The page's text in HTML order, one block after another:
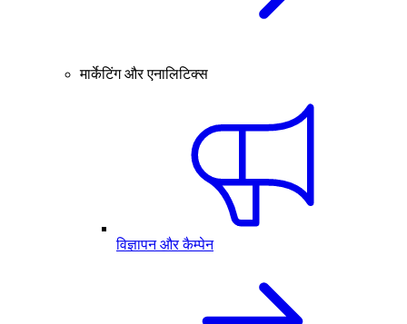
मार्केटिंग और एनालिटिक्स
विज्ञापन और कैम्पेन